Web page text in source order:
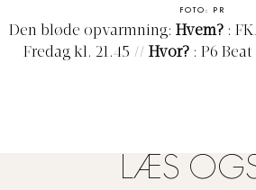
FOTO: PR
Den bløde opvarmning: Hvem? :
Fredag kl. 21.45 // Hvor? : P6
LÆS